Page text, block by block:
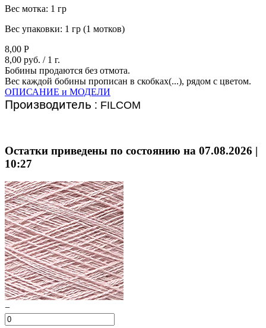
Вес мотка: 1 гр
Вес упаковки: 1 гр (1 мотков)
8,00 Р
8,00 руб. / 1 г.
Бобины продаются без отмота.
Вес каждой бобины прописан в скобках(...), рядом с цветом.
ОПИСАНИЕ и МОДЕЛИ
Производитель : FILCOM
Остатки приведены по состоянию на 07.08.2026 |
10:27
−